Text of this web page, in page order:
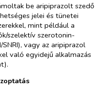
be aripiprazolt szedő
jelei és tünetei
mint például a
szelektív szerotonin-
vagy az aripiprazol
való egyidejű alkalmazás